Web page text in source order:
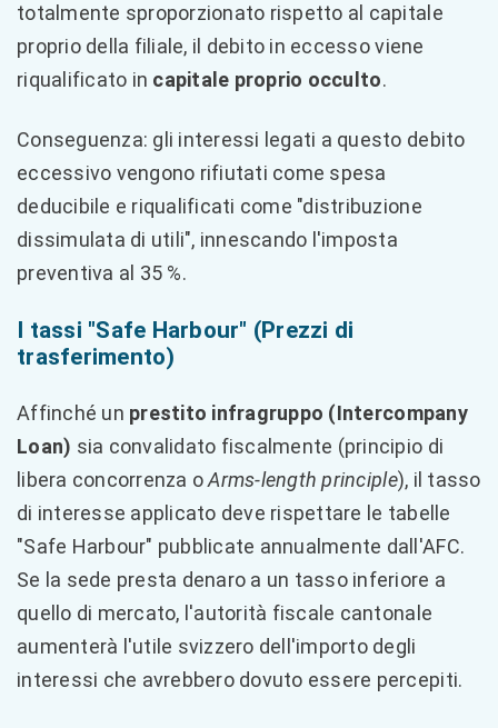
totalmente sproporzionato rispetto al capitale
proprio della filiale, il debito in eccesso viene
riqualificato in capitale proprio occulto.
Conseguenza: gli interessi legati a questo debito
eccessivo vengono rifiutati come spesa
deducibile e riqualificati come "distribuzione
dissimulata di utili", innescando l'imposta
preventiva al 35 %.
I tassi "Safe Harbour" (Prezzi di
trasferimento)
Affinché un prestito infragruppo (Intercompany
Loan) sia convalidato fiscalmente (principio di
libera concorrenza oArms-length principle), il tasso
di interesse applicato deve rispettare le tabelle
"Safe Harbour" pubblicate annualmente dall'AFC.
Se la sede presta denaro a un tasso inferiore a
quello di mercato, l'autorità fiscale cantonale
aumenterà l'utile svizzero dell'importo degli
interessi che avrebbero dovuto essere percepiti.